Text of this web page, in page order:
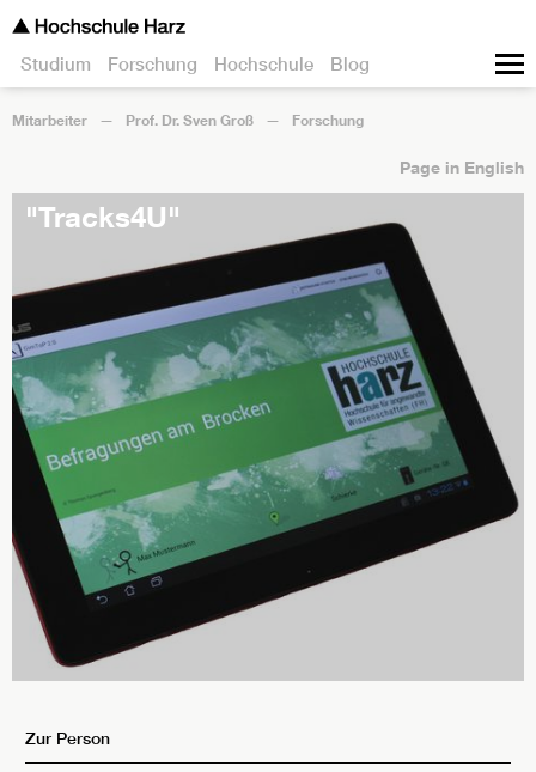
Studium Forschung Hochschule Blog
Mitarbeiter Prof. Dr. Sven Groß Forschung
Page in English
"Tracks4U"
Zur Person